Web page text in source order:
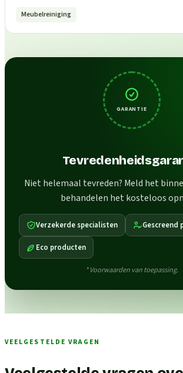
Meubelreiniging
GARANTIE
Niet helemaal tevreden? Meld het
behandelen het kosteloos
Verzekerde specialisten Gescreend
Eco producten
* Voorwaarden van toepassing.
VEELGESTELDE VRAGEN